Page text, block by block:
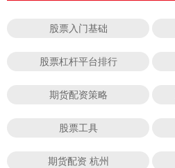
股票入门基础
股票杠杆平台排行
期货配资策略
股票工具
期货配资 杭州